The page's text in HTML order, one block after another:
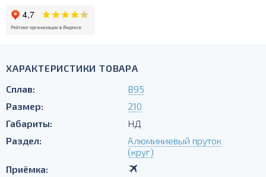
ХАРАКТЕРИСТИКИ ТОВАРА
Сплав:
В95
Размер:
210
Габариты:
НД
Раздел:
Алюминиевый пруток
(круг)
Приёмка: